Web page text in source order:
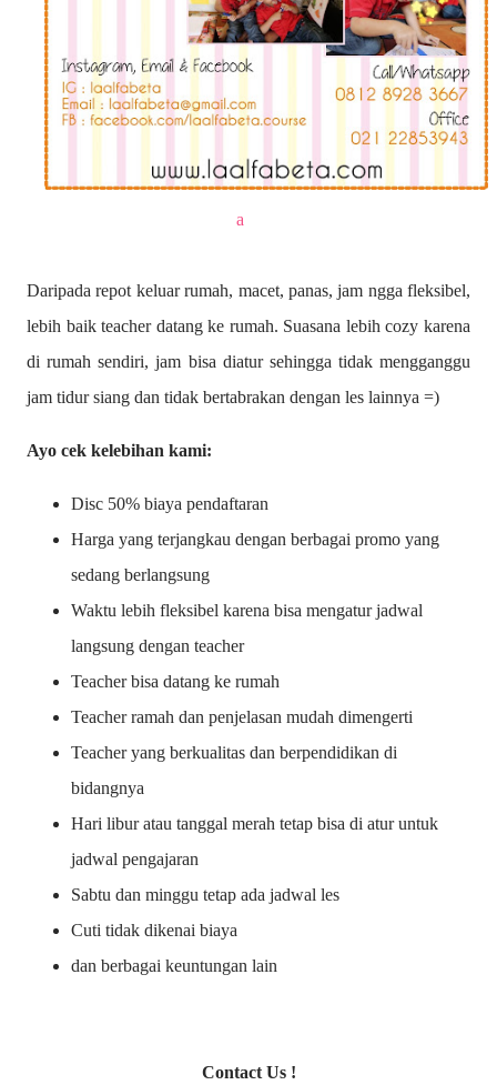
a
Daripada repot keluar rumah, macet, panas, jam ngga fleksibel,
lebih baik teacher datang ke rumah. Suasana lebih cozy karena
di rumah sendiri, jam bisa diatur sehingga tidak mengganggu
jam tidur siang dan tidak bertabrakan dengan les lainnya =)
Ayo cek kelebihan kami:
Disc 50% biaya pendaftaran
Harga yang terjangkau dengan berbagai promo yang
sedang berlangsung
Waktu lebih fleksibel karena bisa mengatur jadwal
langsung dengan teacher
Teacher bisa datang ke rumah
Teacher ramah dan penjelasan mudah dimengerti
Teacher yang berkualitas dan berpendidikan di
bidangnya
Hari libur atau tanggal merah tetap bisa di atur untuk
jadwal pengajaran
Sabtu dan minggu tetap ada jadwal les
Cuti tidak dikenai biaya
dan berbagai keuntungan lain
Contact Us !